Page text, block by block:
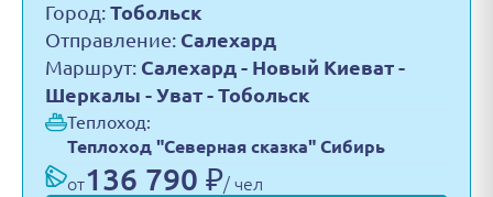
Город: Тобольск
Отправление: Салехард
Маршрут: Салехард - Новый Киеват -
Шеркалы - Уват - Тобольск
Теплоход:
Теплоход "Северная сказка" Сибирь
от136 790 ₽/ чел